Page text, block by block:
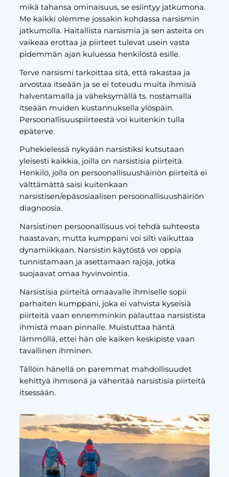
mikä tahansa ominaisuus, se esiintyy jatkumona.
Me kaikki olemme jossakin kohdassa narsismin
jatkumolla. Haitallista narsismia ja sen asteita on
vaikeaa erottaa ja piirteet tulevat usein vasta
pidemmän ajan kuluessa henkilöstä esille.
Terve narsismi tarkoittaa sitä, että rakastaa ja
arvostaa itseään ja se ei toteudu muita ihmisiä
halventamalla ja väheksymällä ts. nostamalla
itseään muiden kustannuksella ylöspäin.
Persoonallisuuspiirteestä voi kuitenkin tulla
epäterve.
Puhekielessä nykyään narsistiksi kutsutaan
yleisesti kaikkia, joilla on narsistisia piirteitä.
Henkilö, jolla on persoonallisuushäiriön piirteitä ei
välttämättä saisi kuitenkaan
narsistisen/epäsosiaalisen persoonallisuushäiriön
diagnoosia.
Narsistinen persoonallisuus voi tehdä suhteesta
haastavan, mutta kumppani voi silti vaikuttaa
dynamiikkaan. Narsistin käytöstä voi oppia
tunnistamaan ja asettamaan rajoja, jotka
suojaavat omaa hyvinvointia.
Narsistisia piirteitä omaavalle ihmiselle sopii
parhaiten kumppani, joka ei vahvista kyseisiä
piirteitä vaan ennemminkin palauttaa narsistista
ihmistä maan pinnalle. Muistuttaa häntä
lämmöllä, ettei hän ole kaiken keskipiste vaan
tavallinen ihminen.
Tällöin hänellä on paremmat mahdollisuudet
kehittyä ihmisenä ja vähentää narsistisia piirteitä
itsessään.